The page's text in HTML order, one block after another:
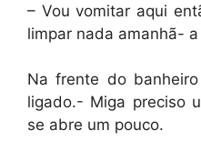
– Vou vomitar aqui
limpar nada amanhã- a
Na frente do
ligado.- Miga preciso
se abre um pouco.